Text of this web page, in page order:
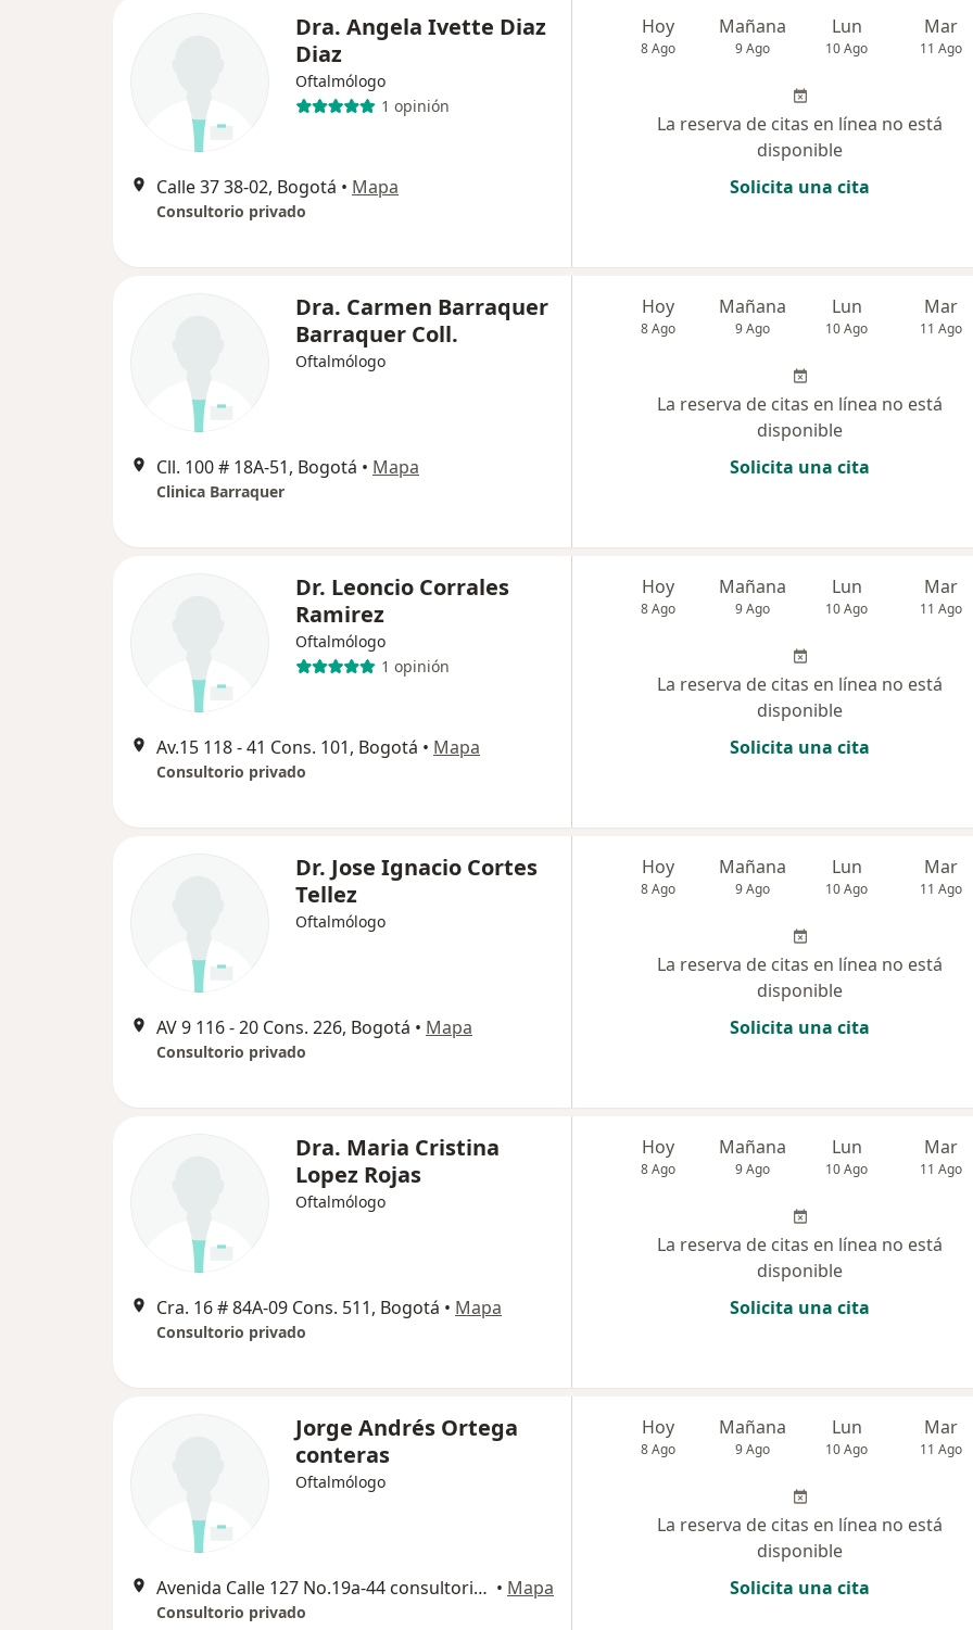
Dra. Angela Ivette Diaz
Diaz
Oftalmólogo
1 opinión
Calle 37 38-02, Bogotá • Mapa
Consultorio privado
Hoy
8 Ago
Mañana
9 Ago
Lun
10 Ago
Mar
11 Ago
La reserva de citas en línea no está
disponible
Solicita una cita
Dra. Carmen Barraquer
Barraquer Coll.
Oftalmólogo
Cll. 100 # 18A-51, Bogotá • Mapa
Clinica Barraquer
Hoy
8 Ago
Mañana
9 Ago
Lun
10 Ago
Mar
11 Ago
La reserva de citas en línea no está
disponible
Solicita una cita
Dr. Leoncio Corrales
Ramirez
Oftalmólogo
1 opinión
Av.15 118 ‐ 41 Cons. 101, Bogotá • Mapa
Consultorio privado
Hoy
8 Ago
Mañana
9 Ago
Lun
10 Ago
Mar
11 Ago
La reserva de citas en línea no está
disponible
Solicita una cita
Dr. Jose Ignacio Cortes
Tellez
Oftalmólogo
AV 9 116 ‐ 20 Cons. 226, Bogotá • Mapa
Consultorio privado
Hoy
8 Ago
Mañana
9 Ago
Lun
10 Ago
Mar
11 Ago
La reserva de citas en línea no está
disponible
Solicita una cita
Dra. Maria Cristina
Lopez Rojas
Oftalmólogo
Cra. 16 # 84A-09 Cons. 511, Bogotá • Mapa
Consultorio privado
Hoy
8 Ago
Mañana
9 Ago
Lun
10 Ago
Mar
11 Ago
La reserva de citas en línea no está
disponible
Solicita una cita
Jorge Andrés Ortega
conteras
Oftalmólogo
Avenida Calle 127 No.19a-44 consultorio 611 (Edificio Acomedica II), Bogotá • Mapa
Consultorio privado
Hoy
8 Ago
Mañana
9 Ago
Lun
10 Ago
Mar
11 Ago
La reserva de citas en línea no está
disponible
Solicita una cita